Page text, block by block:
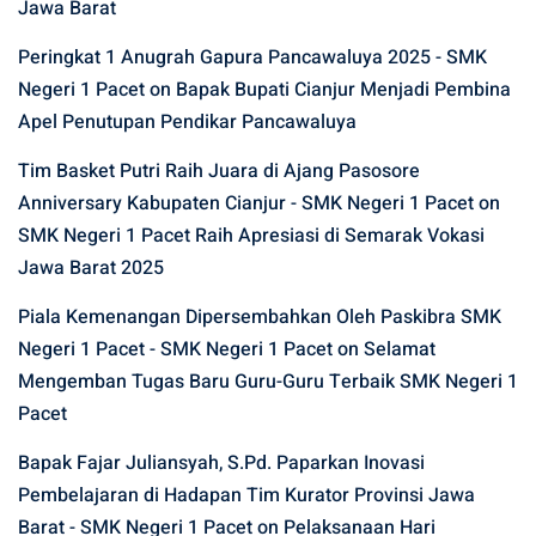
Jawa Barat
Peringkat 1 Anugrah Gapura Pancawaluya 2025 - SMK
Negeri 1 Paceton Bapak Bupati Cianjur Menjadi Pembina
Apel Penutupan Pendikar Pancawaluya
Tim Basket Putri Raih Juara di Ajang Pasosore
Anniversary Kabupaten Cianjur - SMK Negeri 1 Paceton
SMK Negeri 1 Pacet Raih Apresiasi di Semarak Vokasi
Jawa Barat 2025
Piala Kemenangan Dipersembahkan Oleh Paskibra SMK
Negeri 1 Pacet - SMK Negeri 1 Paceton Selamat
Mengemban Tugas Baru Guru-Guru Terbaik SMK Negeri 1
Pacet
Bapak Fajar Juliansyah, S.Pd. Paparkan Inovasi
Pembelajaran di Hadapan Tim Kurator Provinsi Jawa
Barat - SMK Negeri 1 Paceton Pelaksanaan Hari